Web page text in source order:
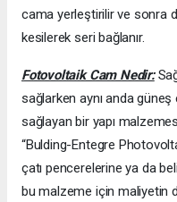
cama yerleştirilir ve sonra
kesilerek seri bağlanır.
Fotovoltaik Cam Nedir:
sağlarken aynı anda
sağlayan bir yapı
“Bulding-Entegre
çatı pencerelerine ya da
bu malzeme için maliyetin